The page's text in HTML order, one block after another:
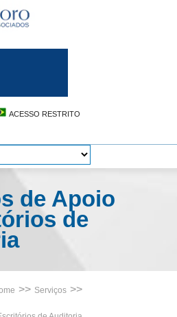
ACESSO RESTRITO
de Apoio
de
>> Serviços >>